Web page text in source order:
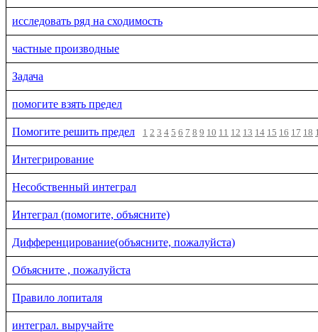
исследовать ряд на сходимость
частные производные
Задача
помогите взять предел
Помогите решить предел 1 2 3 4 5 6 7 8 9 10 11 12 13 14 15 16 17 18
Интегрирование
Несобственный интеграл
Интеграл (помогите, объясните)
Дифференцирование(объясните, пожалуйста)
Объясните , пожалуйста
Правило лопиталя
интеграл. выручайте